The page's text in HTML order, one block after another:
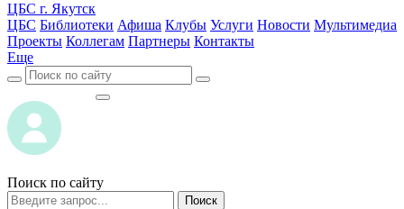
ЦБС г. Якутск
ЦБС Библиотеки Афиша Клубы Услуги Новости Мультимедиа
Проекты Коллегам Партнеры Контакты
Еще
Поиск по сайту
Поиск